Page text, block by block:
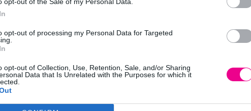
opt-out of processing my Personal Data for Targeted
opt-out of Collection, Use, Retention, Sale, and/or Sharing
Data that Is Unrelated with the Purposes for which it
για να διαλέξετε: